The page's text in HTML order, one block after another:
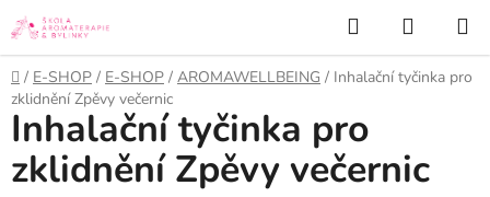
Přejít
na
obsah
Hledat
KOŠÍK
Domů
/ E-SHOP / E-SHOP / AROMAWELLBEING / Inhalační tyčinka pro
zklidnění Zpěvy večernic
Inhalační tyčinka pro
zklidnění Zpěvy večernic